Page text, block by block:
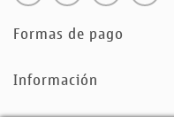
Formas de pago
Información